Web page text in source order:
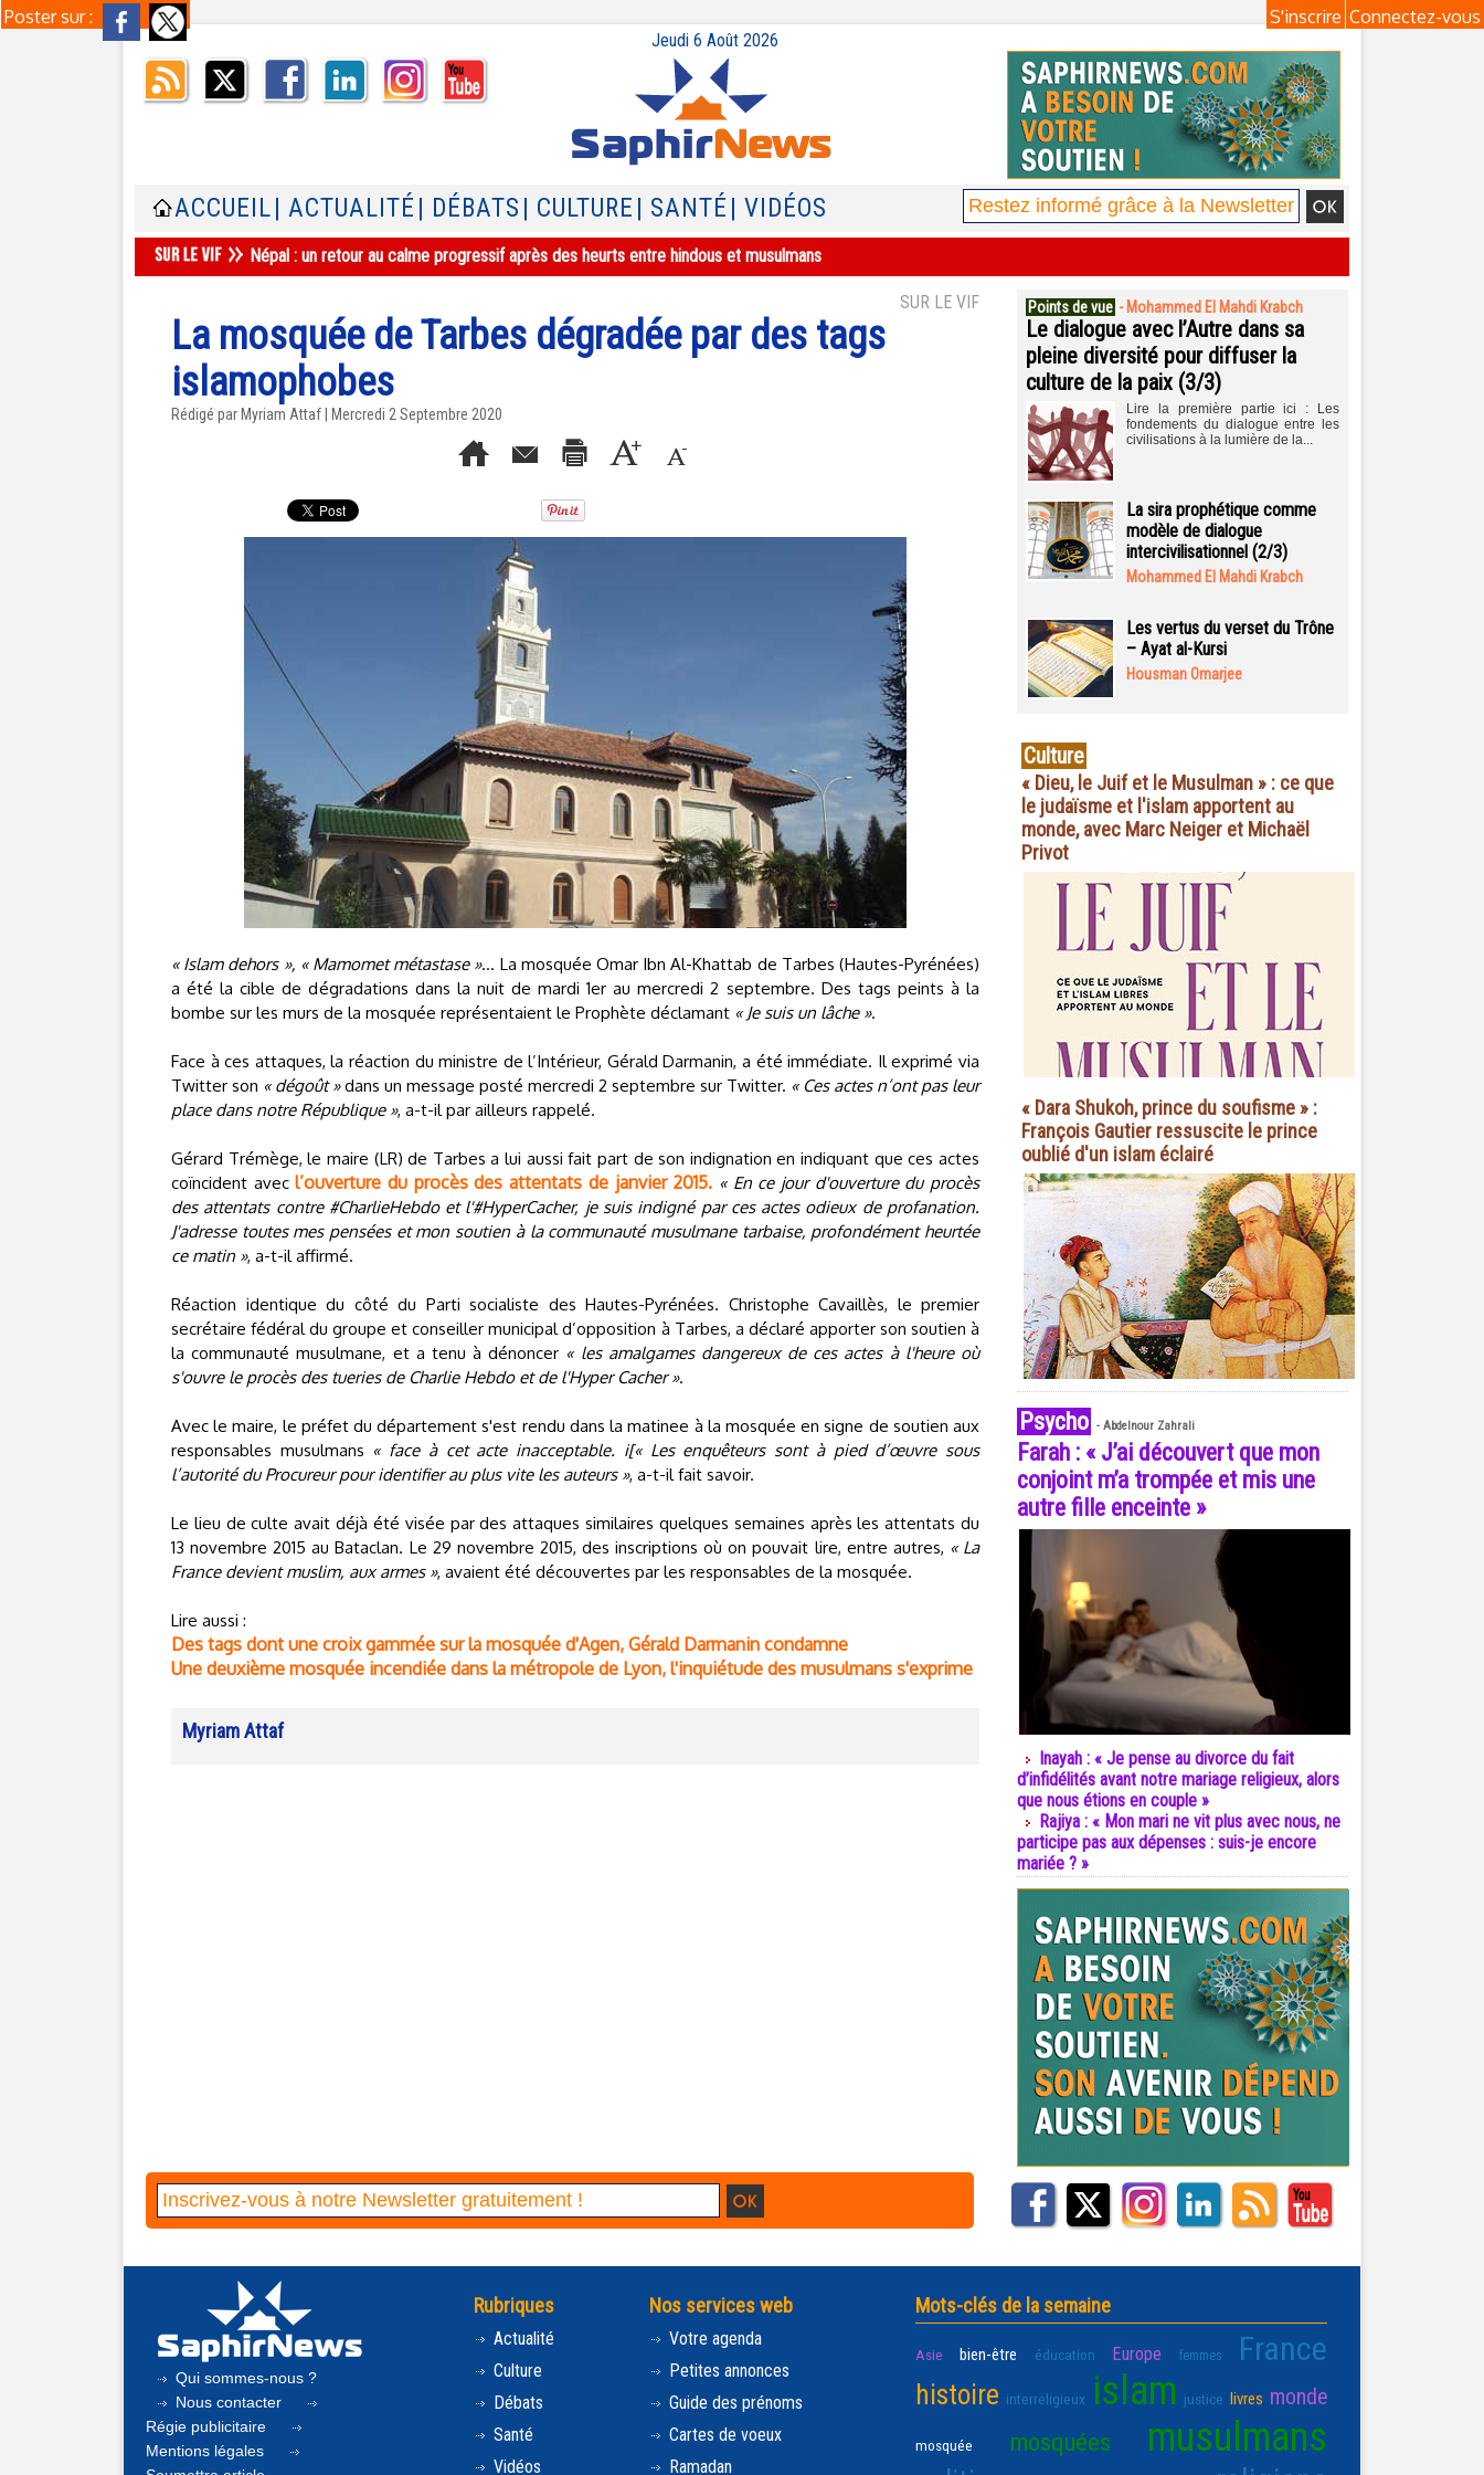
Poster sur : Connectez-vous
S'inscrire
Jeudi 6 Août 2026
ACCUEIL | ACTUALITÉ | DÉBATS | CULTURE | SANTÉ | VIDÉOS
Népal : un retour au calme progressif après des heurts entre hindous et musulmans
SUR LE VIF
La mosquée de Tarbes dégradée par des tags
islamophobes
Rédigé par Myriam Attaf | Mercredi 2 Septembre 2020
« Islam dehors », « Mamomet métastase »… La mosquée Omar Ibn Al-Khattab de Tarbes (Hautes-Pyrénées)
a été la cible de dégradations dans la nuit de mardi 1er au mercredi 2 septembre. Des tags peints à la
bombe sur les murs de la mosquée représentaient le Prophète déclamant « Je suis un lâche ».
Face à ces attaques, la réaction du ministre de l’Intérieur, Gérald Darmanin, a été immédiate. Il exprimé via
Twitter son « dégoût »dans un message posté mercredi 2 septembre sur Twitter. « Ces actes n’ont pas leur
place dans notre République », a-t-il par ailleurs rappelé.
Gérard Trémège, le maire (LR) de Tarbes a lui aussi fait part de son indignation en indiquant que ces actes
coïncident avecl’ouverture du procès des attentats de janvier 2015. « En ce jour d'ouverture du procès
des attentats contre #CharlieHebdo et l'#HyperCacher, je suis indigné par ces actes odieux de profanation.
J'adresse toutes mes pensées et mon soutien à la communauté musulmane tarbaise, profondément heurtée
ce matin », a-t-il affirmé.
Réaction identique du côté du Parti socialiste des Hautes-Pyrénées. Christophe Cavaillès, le premier
secrétaire fédéral du groupe et conseiller municipal d’opposition à Tarbes, a déclaré apporter son soutien à
la communauté musulmane, et a tenu à dénoncer « les amalgames dangereux de ces actes à l'heure où
s'ouvre le procès des tueries de Charlie Hebdo et de l'Hyper Cacher ».
Avec le maire, le préfet du département s'est rendu dans la matinee à la mosquée en signe de soutien aux
responsables musulmans « face à cet acte inacceptable. i[« Les enquêteurs sont à pied d’œuvre sous
l’autorité du Procureur pour identifier au plus vite les auteurs », a-t-il fait savoir.
Le lieu de culte avait déjà été visée par des attaques similaires quelques semaines après les attentats du
13 novembre 2015 au Bataclan. Le 29 novembre 2015, des inscriptions où on pouvait lire, entre autres, « La
France devient muslim, aux armes », avaient été découvertes par les responsables de la mosquée.
Lire aussi :
Des tags dont une croix gammée sur la mosquée d'Agen, Gérald Darmanin condamne
Une deuxième mosquée incendiée dans la métropole de Lyon, l'inquiétude des musulmans s'exprime
Myriam Attaf
Points de vue - Mohammed El Mahdi Krabch
Le dialogue avec l’Autre dans sa
pleine diversité pour diffuser la
culture de la paix (3/3)
Lire la première partie ici : Les
fondements du dialogue entre les
civilisations à la lumière de la...
La sira prophétique comme
modèle de dialogue
intercivilisationnel (2/3)
Mohammed El Mahdi Krabch
Les vertus du verset du Trône
– Ayat al-Kursi
Housman Omarjee
Culture
« Dieu, le Juif et le Musulman » : ce que
le judaïsme et l'islam apportent au
monde, avec Marc Neiger et Michaël
Privot
« Dara Shukoh, prince du soufisme » :
François Gautier ressuscite le prince
oublié d'un islam éclairé
Psycho - Abdelnour Zahrali
Farah : « J’ai découvert que mon
conjoint m’a trompée et mis une
autre fille enceinte »
Inayah : « Je pense au divorce du fait
d’infidélités avant notre mariage religieux, alors
que nous étions en couple »
Rajiya : « Mon mari ne vit plus avec nous, ne
participe pas aux dépenses : suis-je encore
mariée ? »
Qui sommes-nous ?
Nous contacter
Régie publicitaire
Mentions légales
Rubriques
Actualité
Culture
Débats
Santé
Vidéos
Nos services web
Votre agenda
Petites annonces
Guide des prénoms
Cartes de voeux
Ramadan
Mots-clés de la semaine
Asie bien-être éducation Europe femmes France
histoire interreligieux islam justice livres monde
mosquée mosquées musulmans